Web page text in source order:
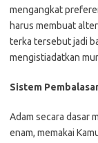
mengangkat
harus membuat
terka tersebut jadi
mengistiadatkan
Sistem
Adam secara dasar
enam, memakai